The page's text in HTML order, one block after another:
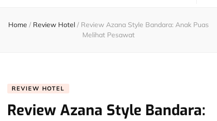
Home / Review Hotel / Review Azana Style Bandara: Anak Puas
Melihat Pesawat
REVIEW HOTEL
Review Azana Style Bandara: